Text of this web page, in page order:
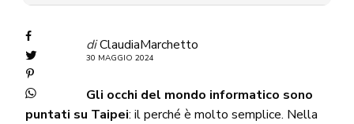
diClaudiaMarchetto
30 MAGGIO 2024
Gli occhi del mondo informatico sono
puntati su Taipei: il perché è molto semplice. Nella